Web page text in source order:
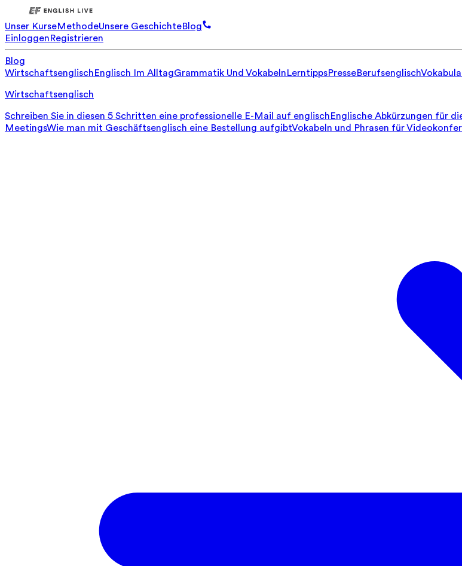
Unser KurseMethodeUnsere GeschichteBlog
EinloggenRegistrieren
Blog
WirtschaftsenglischEnglisch Im AlltagGrammatik Und VokabelnLerntippsPresseBerufsenglisch
Wirtschaftsenglisch
Schreiben Sie in diesen 5 Schritten eine professionelle E-Mail auf englischEnglische Abkürzungen für
MeetingsWie man mit Geschäftsenglisch eine Bestellung aufgibtVokabeln und Phrasen für